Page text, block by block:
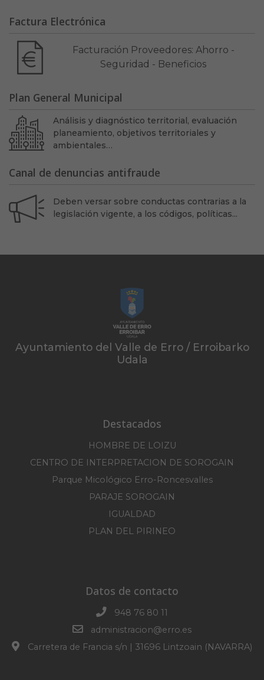
Factura Electrónica
Facturación Proveedores: Ahorro -
Seguridad - Beneficios
Plan General Municipal
Análisis y diagnóstico territorial, evaluación
planeamiento, objetivos territoriales y
ambientales…
Canal de denuncias antifraude
Deben versar sobre conductas contrarias a la
legislación vigente, a los códigos, políticas...
Ayuntamiento del Valle de Erro / Erroibarko
Udala
Destacados
HOMBRE DE LOIZU
CENTRO DE INTERPRETACION DE SOROGAIN
Parque Micológico Erro-Roncesvalles
PARAJE SOROGAIN
IGUALDAD
PLAN DEL PIRINEO
Datos de contacto
948 76 80 11
administracion@erro.es
Carretera de Francia s/n | 31696 Lintzoain (NAVARRA)